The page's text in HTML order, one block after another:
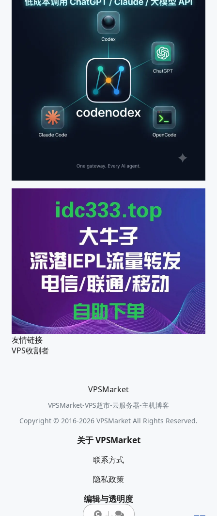
友情链接
VPS收割者
VPSMarket
VPSMarket-VPS超市-云服务器-主机博客
Copyright © 2016-2026 VPSMarket All Rights Reserved.
关于 VPSMarket
联系方式
隐私政策
编辑与透明度